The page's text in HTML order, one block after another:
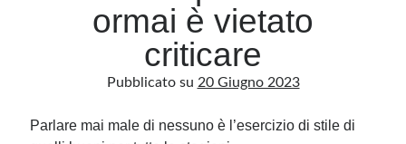
ormai è vietato
criticare
Pubblicato su 20 Giugno 2023
Parlare mai male di nessuno è l’esercizio di stile di